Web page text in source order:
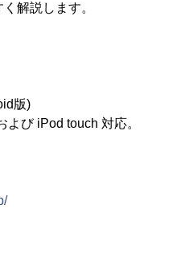
解説します。
版)
び iPod touch 対応。